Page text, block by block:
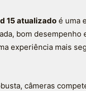
15 atualizado é uma
bom desempenho
experiência mais
câmeras